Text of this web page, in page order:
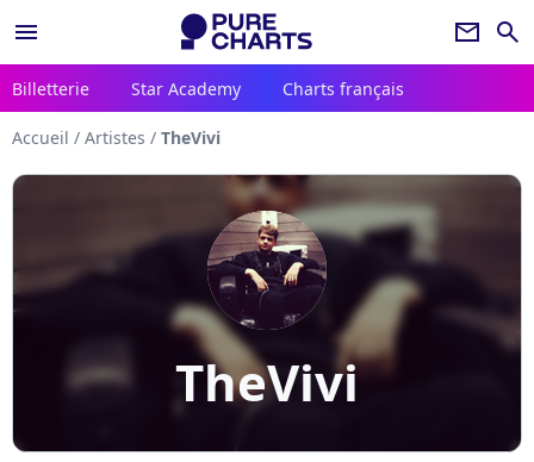
menu newsletter search
Billetterie Star Academy Charts français
Accueil / Artistes / TheVivi
TheVivi